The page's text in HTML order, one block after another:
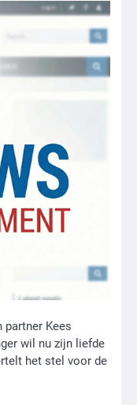
partner Kees
wil nu zijn liefde
het stel voor de